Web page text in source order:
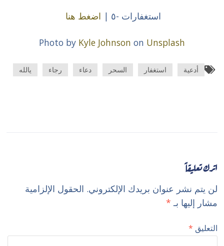
استغفارات -٥ | اضغط هنا
Photo by Kyle Johnson on Unsplash
أدعية استغفار السحر دعاء رجاء يالله
اترك تعليقاً
لن يتم نشر عنوان بريدك الإلكتروني. الحقول الإلزامية
مشار إليها بـ *
التعليق *